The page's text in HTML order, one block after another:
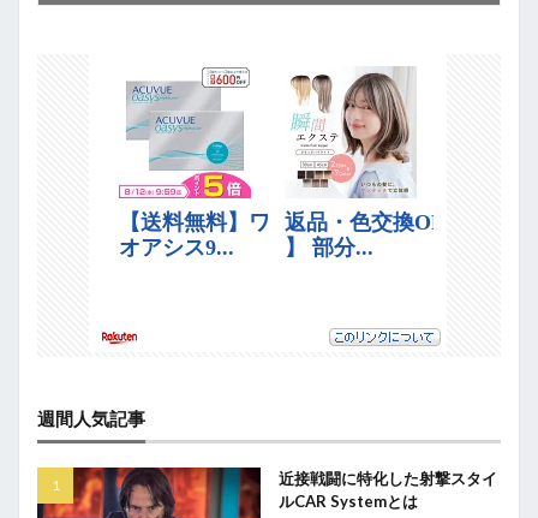
週間人気記事
近接戦闘に特化した射撃スタイ
ルCAR Systemとは